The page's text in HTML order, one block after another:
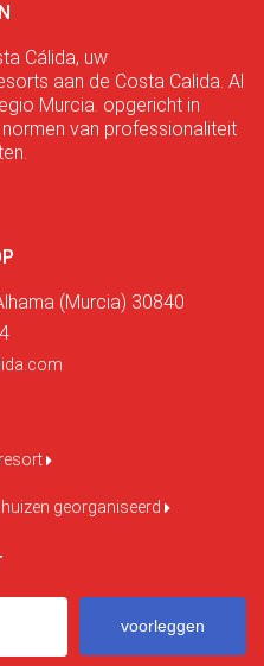
Cálida, uw
aan de Costa Calida. Al
Murcia. opgericht in
van professionaliteit
(Murcia) 30840
georganiseerd
voorleggen